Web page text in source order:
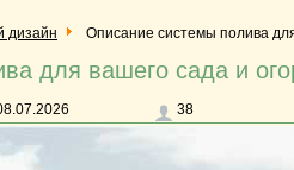
дизайн Описание системы полива
для вашего сада и
38